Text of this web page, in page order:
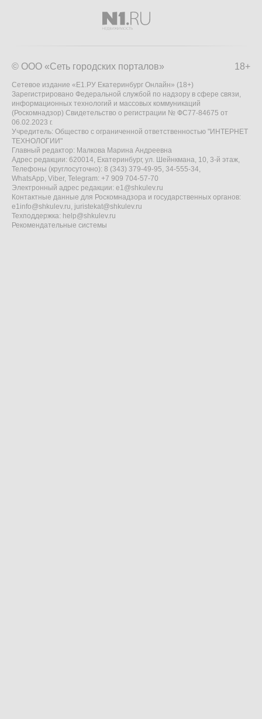
18+
© ООО «Сеть городских порталов»
Сетевое издание «Е1.РУ Екатеринбург Онлайн» (18+)
Зарегистрировано Федеральной службой по надзору в сфере связи,
информационных технологий и массовых коммуникаций
(Роскомнадзор) Свидетельство о регистрации № ФС77-84675 от
06.02.2023 г.
Учредитель: Общество с ограниченной ответственностью "ИНТЕРНЕТ
ТЕХНОЛОГИИ"
Главный редактор: Малкова Марина Андреевна
Адрес редакции: 620014, Екатеринбург, ул. Шейнкмана, 10, 3-й этаж,
Телефоны (круглосуточно): 8 (343) 379-49-95, 34-555-34,
WhatsApp, Viber, Telegram: +7 909 704-57-70
Электронный адрес редакции: e1@shkulev.ru
Контактные данные для Роскомнадзора и государственных органов:
e1info@shkulev.ru, juristekat@shkulev.ru
Техподдержка: help@shkulev.ru
Рекомендательные системы